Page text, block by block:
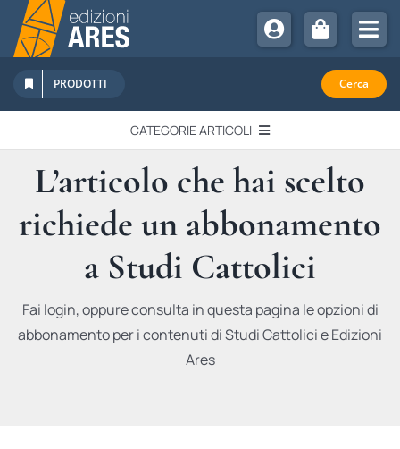
Salta
contenuto
Chi Siamo
Sostienici
Abbonamenti
Promozioni
Newsletter
PRODOTTI Cerca
CATEGORIE ARTICOLI
EDITORIALI
IN QUESTO NUMERO
RECENSIONI
L’articolo che hai scelto
richiede un abbonamento
a Studi Cattolici
Fai login, oppure consulta in questa pagina le opzioni di
abbonamento per i contenuti di Studi Cattolici e Edizioni
Ares